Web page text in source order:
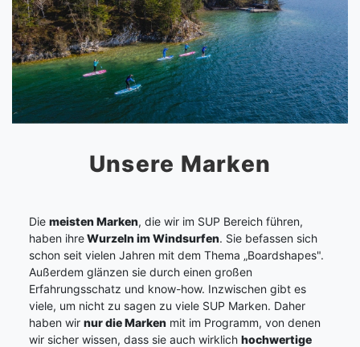
Unsere Marken
Die meisten Marken, die wir im SUP Bereich führen,
haben ihreWurzeln im Windsurfen. Sie befassen sich
schon seit vielen Jahren mit dem Thema „Boardshapes".
Außerdem glänzen sie durch einen großen
Erfahrungsschatz und know-how. Inzwischen gibt es
viele, um nicht zu sagen zu viele SUP Marken. Daher
haben wir nur die Marken mit im Programm, von denen
wir sicher wissen, dass sie auch wirklich hochwertige